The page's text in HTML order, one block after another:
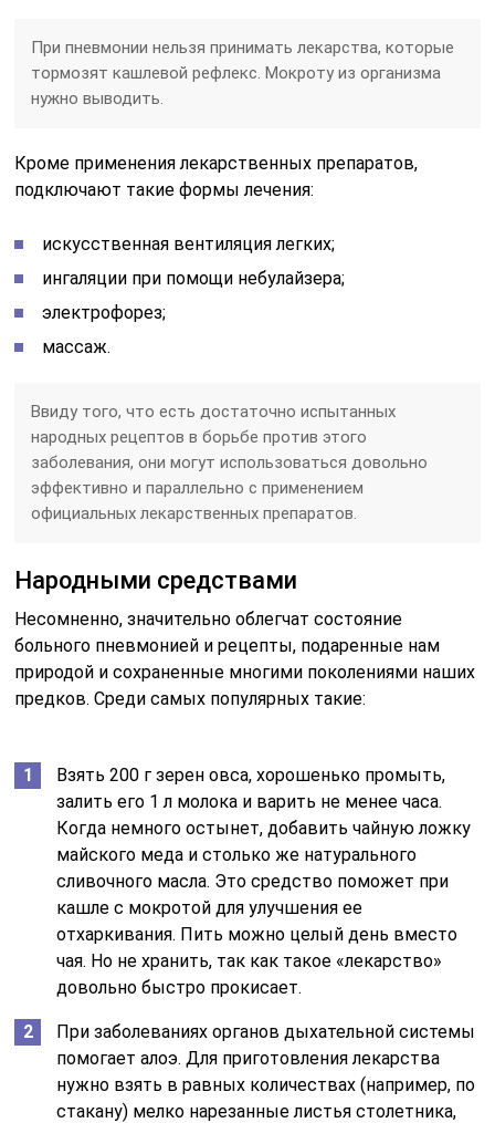
При пневмонии нельзя принимать лекарства, которые
тормозят кашлевой рефлекс. Мокроту из организма
нужно выводить.
Кроме применения лекарственных препаратов,
подключают такие формы лечения:
искусственная вентиляция легких;
ингаляции при помощи небулайзера;
электрофорез;
массаж.
Ввиду того, что есть достаточно испытанных
народных рецептов в борьбе против этого
заболевания, они могут использоваться довольно
эффективно и параллельно с применением
официальных лекарственных препаратов.
Народными средствами
Несомненно, значительно облегчат состояние
больного пневмонией и рецепты, подаренные нам
природой и сохраненные многими поколениями наших
предков. Среди самых популярных такие:
Взять 200 г зерен овса, хорошенько промыть,
залить его 1 л молока и варить не менее часа.
Когда немного остынет, добавить чайную ложку
майского меда и столько же натурального
сливочного масла. Это средство поможет при
кашле с мокротой для улучшения ее
отхаркивания. Пить можно целый день вместо
чая. Но не хранить, так как такое «лекарство»
довольно быстро прокисает.
При заболеваниях органов дыхательной системы
помогает алоэ. Для приготовления лекарства
нужно взять в равных количествах (например, по
стакану) мелко нарезанные листья столетника,